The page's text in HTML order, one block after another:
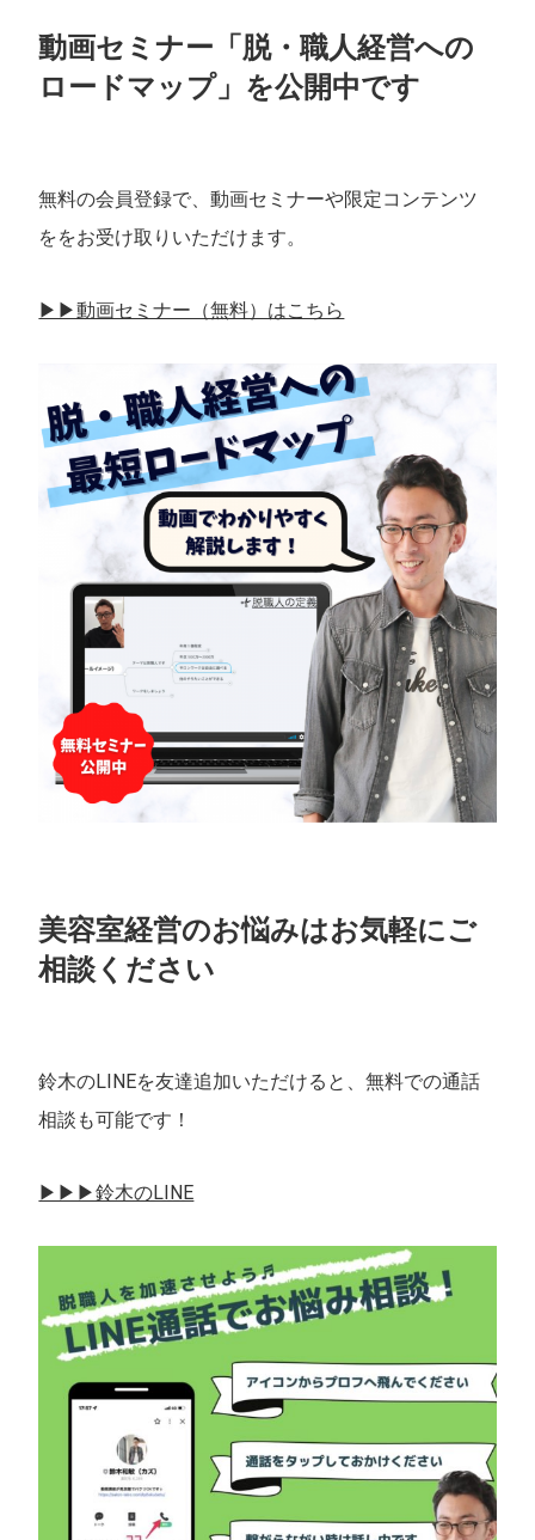
動画セミナー「脱・職人経営への
ロードマップ」を公開中です
無料の会員登録で、動画セミナーや限定コンテンツ
ををお受け取りいただけます。
▶︎▶︎動画セミナー（無料）はこちら
美容室経営のお悩みはお気軽にご
相談ください
鈴木のLINEを友達追加いただけると、無料での通話
相談も可能です！
▶︎▶︎▶︎鈴木のLINE